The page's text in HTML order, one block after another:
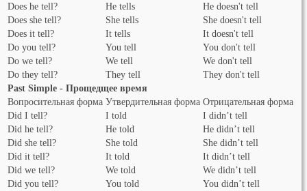
Does he tell?
He tells
He doesn't tell
Does she tell?
She tells
She doesn't tell
Does it tell?
It tells
It doesn't tell
Do you tell?
You tell
You don't tell
Do we tell?
We tell
We don't tell
Do they tell?
They tell
They don't tell
Past Simple - Прощедщее время
Вопросительная форма Утвердительная форма Отрицательная форма
Did I tell?
I told
I didn’t tell
Did he tell?
He told
He didn’t tell
Did she tell?
She told
She didn’t tell
Did it tell?
It told
It didn’t tell
Did we tell?
We told
We didn’t tell
Did you tell?
You told
You didn’t tell